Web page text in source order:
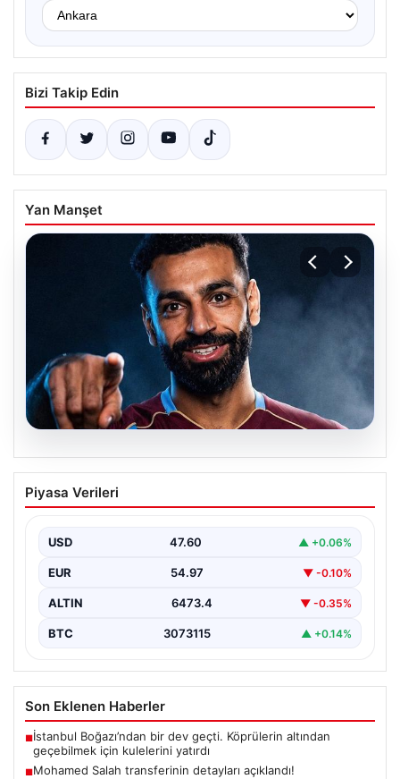
Bizi Takip Edin
Yan Manşet
05.08.2026
Mohamed Salah transferinin detayları
açıklandı!
Piyasa Verileri
USD 47.60 ▲ +0.06%
EUR 54.97 ▼ -0.10%
ALTIN 6473.4 ▼ -0.35%
BTC 3073115 ▲ +0.14%
Son Eklenen Haberler
■İstanbul Boğazı’ndan bir dev geçti. Köprülerin altından
geçebilmek için kulelerini yatırdı
■Mohamed Salah transferinin detayları açıklandı!